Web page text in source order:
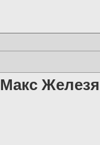
Макс